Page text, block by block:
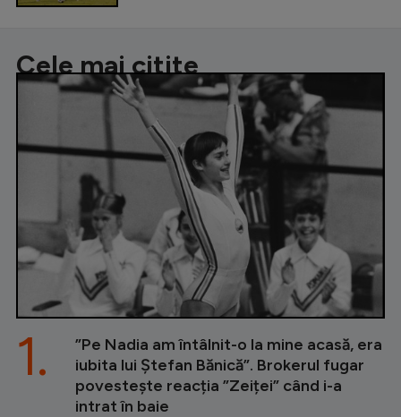
Cele mai citite
”Pe Nadia am întâlnit-o la mine acasă, era
iubita lui Ștefan Bănică”. Brokerul fugar
povestește reacția ”Zeiței” când i-a
intrat în baie
1.